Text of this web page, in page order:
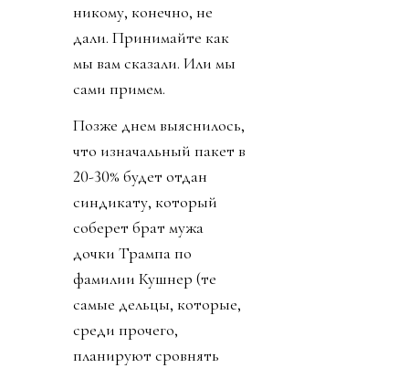
никому, конечно, не
дали. Принимайте как
мы вам сказали. Или мы
сами примем.
Позже днем выяснилось,
что изначальный пакет в
20-30% будет отдан
синдикату, который
соберет брат мужа
дочки Трампа по
фамилии Кушнер (те
самые дельцы, которые,
среди прочего,
планируют сровнять